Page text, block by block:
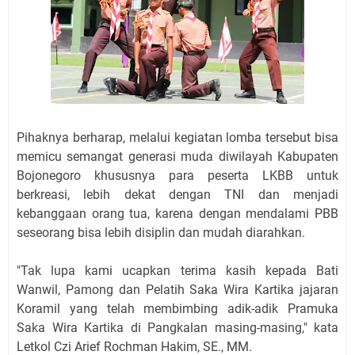
Pihaknya berharap, melalui kegiatan lomba tersebut bisa
memicu semangat generasi muda diwilayah Kabupaten
Bojonegoro khususnya para peserta LKBB untuk
berkreasi, lebih dekat dengan TNI dan menjadi
kebanggaan orang tua, karena dengan mendalami PBB
seseorang bisa lebih disiplin dan mudah diarahkan.
"Tak lupa kami ucapkan terima kasih kepada Bati
Wanwil, Pamong dan Pelatih Saka Wira Kartika jajaran
Koramil yang telah membimbing adik-adik Pramuka
Saka Wira Kartika di Pangkalan masing-masing," kata
Letkol Czi Arief Rochman Hakim, SE., MM.